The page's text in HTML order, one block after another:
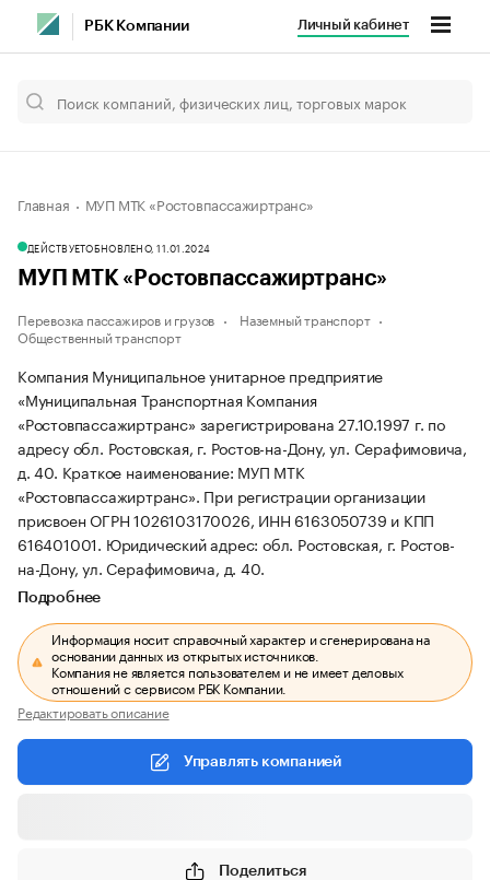
РБК Компании Личный кабинет
Главная МУП МТК «Ростовпассажиртранс»
ДЕЙСТВУЕТОБНОВЛЕНО, 11.01.2024
МУП МТК «Ростовпассажиртранс»
Перевозка пассажиров и грузов
Наземный транспорт
Общественный транспорт
Компания Муниципальное унитарное предприятие
«Муниципальная Транспортная Компания
«Ростовпассажиртранс» зарегистрирована 27.10.1997 г. по
адресу обл. Ростовская, г. Ростов-на-Дону, ул. Серафимовича,
д. 40. Краткое наименование: МУП МТК
«Ростовпассажиртранс». При регистрации организации
присвоен ОГРН 1026103170026, ИНН 6163050739 и КПП
616401001. Юридический адрес: обл. Ростовская, г. Ростов-
на-Дону, ул. Серафимовича, д. 40.
Подробнее
Информация носит справочный характер и сгенерирована на
основании данных из открытых источников.
Компания не является пользователем и не имеет деловых
отношений с сервисом РБК Компании.
Редактировать описание
Управлять компанией
Поделиться